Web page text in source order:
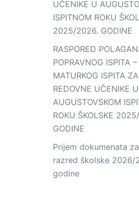
UČENIKE U
ISPITNOM ROKU
2025/2026. GODINE
RASPORED
POPRAVNOG ISPITA –
MATURKOG ISPITA ZA
REDOVNE UČENIKE U
AUGUSTOVSKOM
ROKU ŠKOLSKE
GODINE
Prijem dokumenata
razred školske 2026/
godine